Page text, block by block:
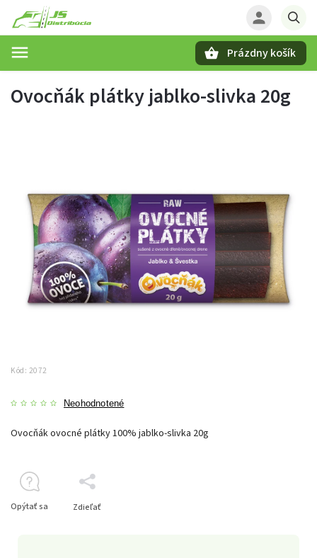
Prázdny košík
Ovocňák plátky jablko-slivka 20g
Kód: 2072
Neohodnotené
Ovocňák ovocné plátky 100% jablko-slivka 20g
Opýtať sa Zdieľať